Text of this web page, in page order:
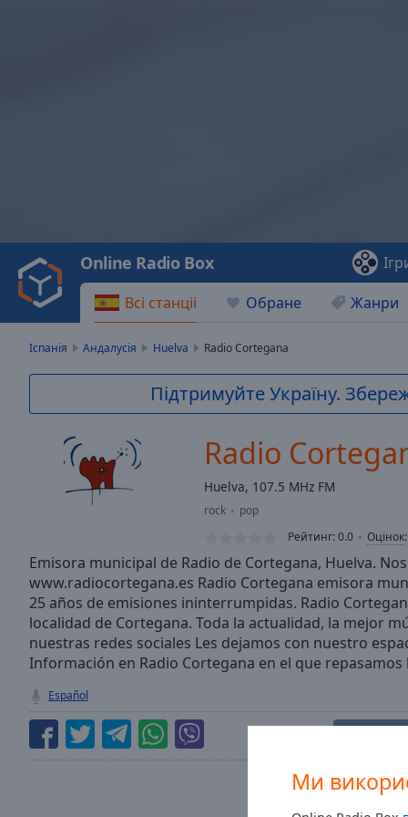
Ми
Video
Play
Backward
Skip
Current
Duration-:-
Seek to
currently
behind
LIVE
Remaining
Time-
Playback
Rate
Всі станціі Обране Жанри
Online Radio Box
Іспанія Андалусія Huelva Radio Cortegana
Підтримуйте Україну.
Radio
Huelva, 107.5 MHz FM
rock
pop
Рейтинг:0.0 Оцінок:
Emisora municipal de Radio de Cortegana, Huelva.
www.radiocortegana.es Radio Cortegana emisora
25 años de emisiones ininterrumpidas. Radio
localidad de Cortegana. Toda la actualidad, la mejor
nuestras redes sociales Les dejamos con nuestro
Información en Radio Cortegana en el que
Español